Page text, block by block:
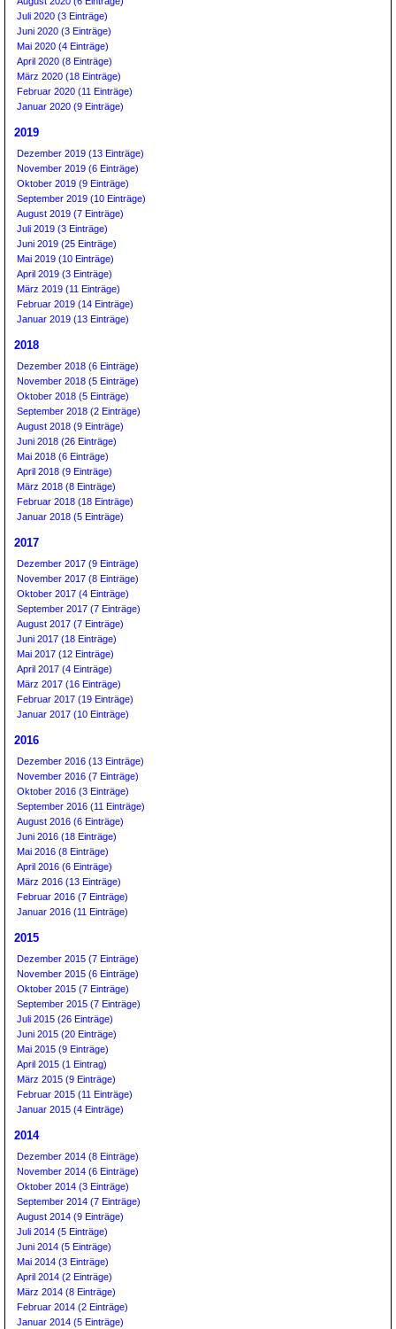
Juli 2020 (3 Einträge)
Juni 2020 (3 Einträge)
Mai 2020 (4 Einträge)
April 2020 (8 Einträge)
März 2020 (18 Einträge)
Februar 2020 (11 Einträge)
Januar 2020 (9 Einträge)
2019
Dezember 2019 (13 Einträge)
November 2019 (6 Einträge)
Oktober 2019 (9 Einträge)
September 2019 (10 Einträge)
August 2019 (7 Einträge)
Juli 2019 (3 Einträge)
Juni 2019 (25 Einträge)
Mai 2019 (10 Einträge)
April 2019 (3 Einträge)
März 2019 (11 Einträge)
Februar 2019 (14 Einträge)
Januar 2019 (13 Einträge)
2018
Dezember 2018 (6 Einträge)
November 2018 (5 Einträge)
Oktober 2018 (5 Einträge)
September 2018 (2 Einträge)
August 2018 (9 Einträge)
Juni 2018 (26 Einträge)
Mai 2018 (6 Einträge)
April 2018 (9 Einträge)
März 2018 (8 Einträge)
Februar 2018 (18 Einträge)
Januar 2018 (5 Einträge)
2017
Dezember 2017 (9 Einträge)
November 2017 (8 Einträge)
Oktober 2017 (4 Einträge)
September 2017 (7 Einträge)
August 2017 (7 Einträge)
Juni 2017 (18 Einträge)
Mai 2017 (12 Einträge)
April 2017 (4 Einträge)
März 2017 (16 Einträge)
Februar 2017 (19 Einträge)
Januar 2017 (10 Einträge)
2016
Dezember 2016 (13 Einträge)
November 2016 (7 Einträge)
Oktober 2016 (3 Einträge)
September 2016 (11 Einträge)
August 2016 (6 Einträge)
Juni 2016 (18 Einträge)
Mai 2016 (8 Einträge)
April 2016 (6 Einträge)
März 2016 (13 Einträge)
Februar 2016 (7 Einträge)
Januar 2016 (11 Einträge)
2015
Dezember 2015 (7 Einträge)
November 2015 (6 Einträge)
Oktober 2015 (7 Einträge)
September 2015 (7 Einträge)
Juli 2015 (26 Einträge)
Juni 2015 (20 Einträge)
Mai 2015 (9 Einträge)
April 2015 (1 Eintrag)
März 2015 (9 Einträge)
Februar 2015 (11 Einträge)
Januar 2015 (4 Einträge)
2014
Dezember 2014 (8 Einträge)
November 2014 (6 Einträge)
Oktober 2014 (3 Einträge)
September 2014 (7 Einträge)
August 2014 (9 Einträge)
Juli 2014 (5 Einträge)
Juni 2014 (5 Einträge)
Mai 2014 (3 Einträge)
April 2014 (2 Einträge)
März 2014 (8 Einträge)
Februar 2014 (2 Einträge)
Januar 2014 (5 Einträge)